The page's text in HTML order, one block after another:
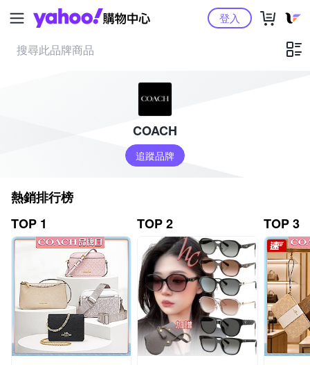
Yahoo購物中心登入
COACH
追蹤品牌
熱銷排行榜
TOP 1
TOP 2 TOP 3